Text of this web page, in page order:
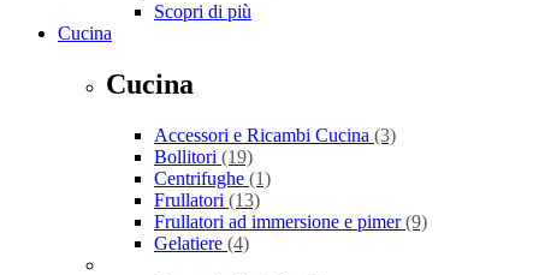
Scopri di più
Cucina
Cucina
Accessori e Ricambi Cucina (3)
Bollitori (19)
Centrifughe (1)
Frullatori (13)
Frullatori ad immersione e pimer(9)
Gelatiere (4)